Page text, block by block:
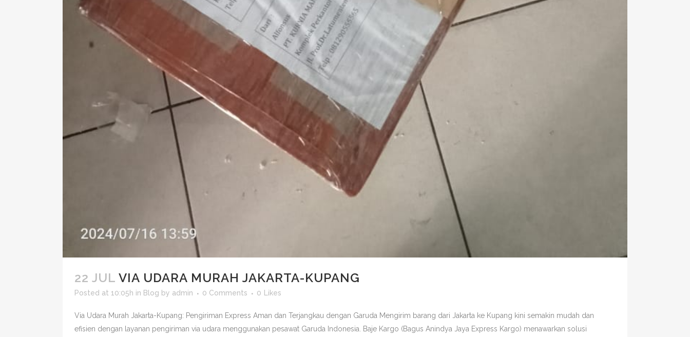
22 JUL VIA UDARA MURAH JAKARTA-KUPANG
Posted at 10:05h in Blog by admin 0 Comments 0 Likes
Via Udara Murah Jakarta-Kupang: Pengiriman Express Aman dan Terjangkau dengan Garuda Mengirim barang dari Jakarta ke Kupang kini semakin mudah dan
efisien dengan layanan pengiriman via udara menggunakan pesawat Garuda Indonesia. Baje Kargo (Bagus Anindya Jaya Express Kargo) menawarkan solusi